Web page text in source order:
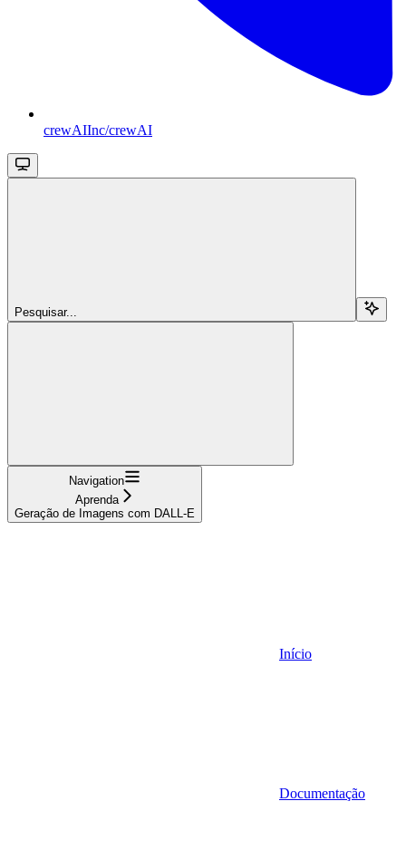
crewAIInc/crewAI
Pesquisar...
Navigation
Aprenda
Geração de Imagens com DALL-E
Início
Documentação